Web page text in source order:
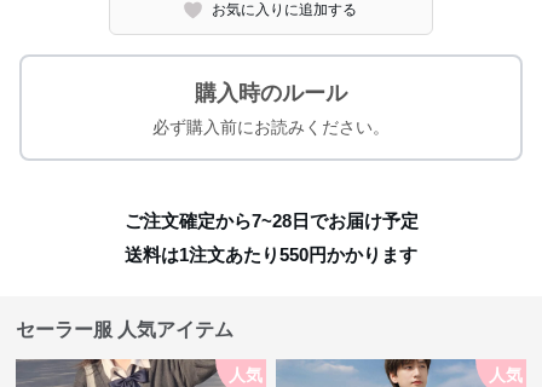
お気に入りに追加する
購入時のルール
必ず購入前にお読みください。
ご注文確定から7~28日でお届け予定
送料は1注文あたり550円かかります
セーラー服 人気アイテム
人気 人気